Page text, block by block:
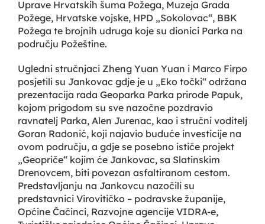
Uprave Hrvatskih šuma Požega, Muzeja Grada
Požege, Hrvatske vojske, HPD „Sokolovac“, BBK
Požega te brojnih udruga koje su dionici Parka na
području Požeštine.
Ugledni stručnjaci Zheng Yuan Yuan i Marco Firpo
posjetili su Jankovac gdje je u „Eko točki“ održana
prezentacija rada Geoparka Parka prirode Papuk,
kojom prigodom su sve nazočne pozdravio
ravnatelj Parka, Alen Jurenac, kao i stručni voditelj
Goran Radonić, koji najavio buduće investicije na
ovom području, a gdje se posebno ističe projekt
„Geopriče“ kojim će Jankovac, sa Slatinskim
Drenovcem, biti povezan asfaltiranom cestom.
Predstavljanju na Jankovcu nazočili su
predstavnici Virovitičko – podravske županije,
Općine Čačinci, Razvojne agencije VIDRA-e,